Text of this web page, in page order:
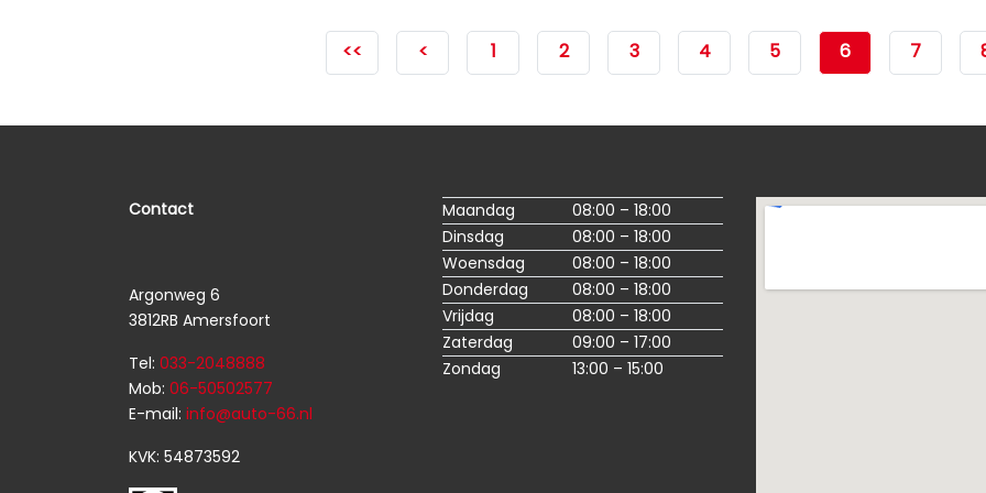
<< < 1 2 3 4 5 6 7
Contact
Argonweg 6
3812RB Amersfoort
Tel: 033-2048888
Mob: 06-50502577
E-mail: info@auto-66.nl
KVK: 54873592
Maandag
08:00 – 18:00
Dinsdag
08:00 – 18:00
Woensdag
08:00 – 18:00
Donderdag
08:00 – 18:00
Vrijdag
08:00 – 18:00
Zaterdag
09:00 – 17:00
Zondag
13:00 – 15:00